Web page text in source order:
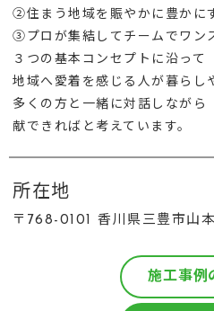
②住まう地域を賑やかに豊かに
③プロが集結してチームでワン
３つの基本コンセプトに沿って
地域へ愛着を感じる人が暮らし
多くの方と一緒に対話しながら
献できればと考えています。
所在地
〒768-0101 香川県三豊市山
施工事例